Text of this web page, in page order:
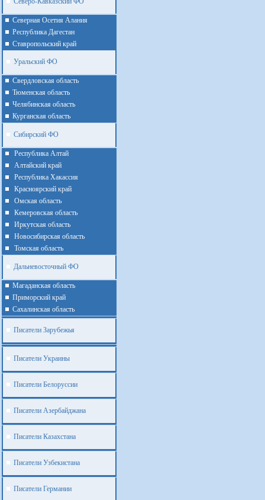
Северная Осетия Алания
Республика Дагестан
Ставропольский край
Уральский ФО
Cвердловская область
Тюменская область
Челябинская область
Курганская область
Сибирский ФО
Республика Алтай
Алтайcкий край
Республика Хакассия
Красноярский край
Омская область
Кемеровская область
Иркутская область
Новосибирская область
Томская область
Дальневосточный ФО
Магаданская область
Приморский край
Cахалинская область
Писатели Зарубежья
Писатели Украины
Писатели Белоруссии
Писатели Азербайджана
Писатели Казахстана
Писатели Узбекистана
Писатели Германии